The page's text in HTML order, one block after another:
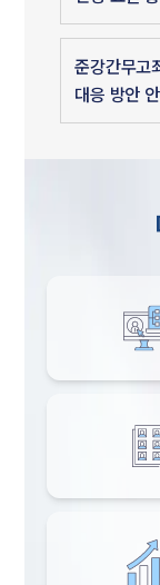
준강간무고
대응 방안